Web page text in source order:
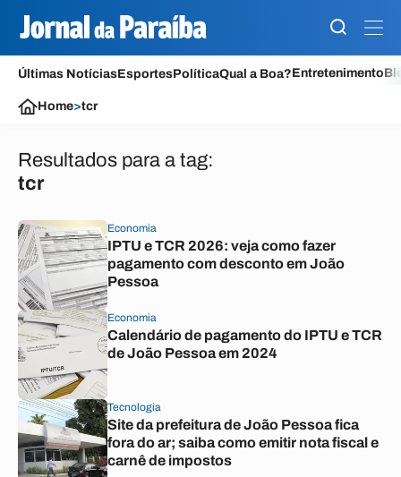
Últimas NotíciasEsportesPolíticaQual a Boa?Entretenimento
Home>tcr
Resultados para a tag:
tcr
Economia
IPTU e TCR 2026: veja como fazer
pagamento com desconto em João
Pessoa
Economia
Calendário de pagamento do IPTU e TCR
de João Pessoa em 2024
Tecnologia
Site da prefeitura de João Pessoa fica
fora do ar; saiba como emitir nota fiscal e
carnê de impostos